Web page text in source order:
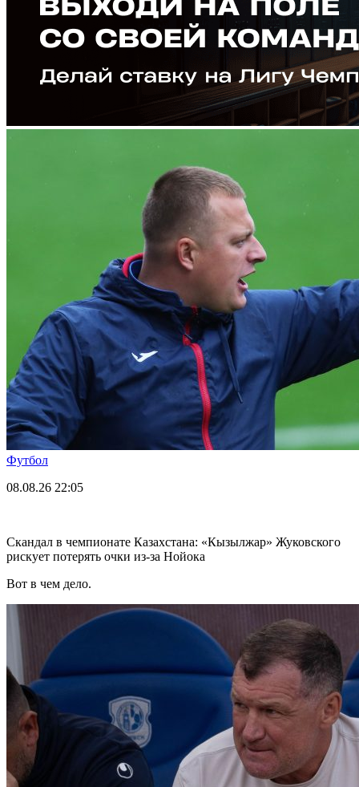
Футбол
08.08.26 22:05
Скандал в чемпионате Казахстана: «Кызылжар» Жуковского
рискует потерять очки из-за Нойока
Вот в чем дело.